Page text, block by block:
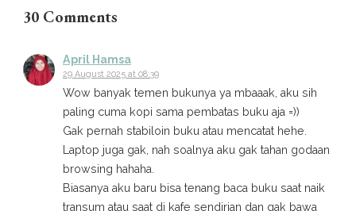
30 Comments
April Hamsa
29 August 2025 at 08:39
Wow banyak temen bukunya ya mbaaak, aku sih
paling cuma kopi sama pembatas buku aja =))
Gak pernah stabiloin buku atau mencatat hehe.
Laptop juga gak, nah soalnya aku gak tahan godaan
browsing hahaha.
Biasanya aku baru bisa tenang baca buku saat naik
transum atau saat di kafe sendirian dan gak bawa